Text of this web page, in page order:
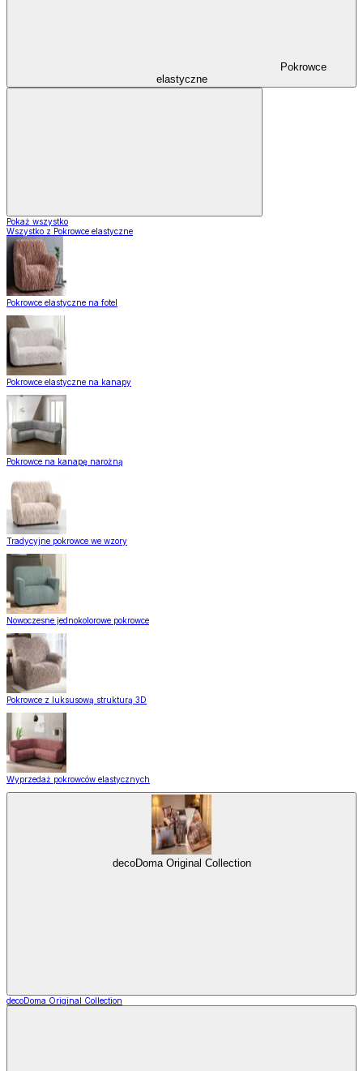
Pokrowce
elastyczne
Pokaż wszystko
Wszystko z Pokrowce elastyczne
Pokrowce elastyczne na fotel
Pokrowce elastyczne na kanapy
Pokrowce na kanapę narożną
Tradycyjne pokrowce we wzory
Nowoczesne jednokolorowe pokrowce
Pokrowce z luksusową strukturą 3D
Wyprzedaż pokrowców elastycznych
decoDoma Original Collection
decoDoma Original Collection